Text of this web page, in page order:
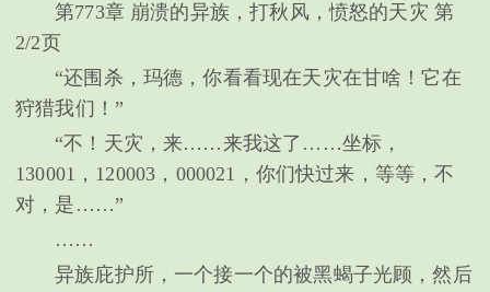
第773章 崩溃的异族，打秋风，愤怒的天灾 第
2/2页
“还围杀，玛德，你看看现在天灾在甘啥！它在
狩猎我们！”
“不！天灾，来……来我这了……坐标，
130001，120003，000021，你们快过来，等等，不
对，是……”
……
异族庇护所，一个接一个的被黑蝎子光顾，然后